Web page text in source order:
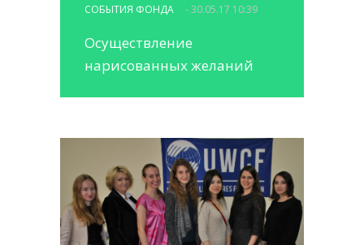
СОБЫТИЯ ФОНДА - 30.05.17 10:39
Осуществление
нарисованных желаний